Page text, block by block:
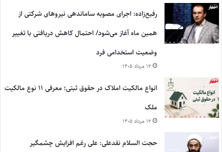
رفیع‌زاده: اجرای مصوبه ساماندهی نیروهای شرکتی از
همین ماه آغاز می‌شود/ احتمال کاهش دریافتی با تغییر
وضعیت استخدامی فرد
۱۲ مرداد ۱۴۰۵
انواع مالکیت املاک در حقوق ثبتی؛ معرفی ۱۱ نوع مالکیت
ملک
۱۲ مرداد ۱۴۰۵
حجت السلام نقدعلی: علی رغم افزایش چشمگیر